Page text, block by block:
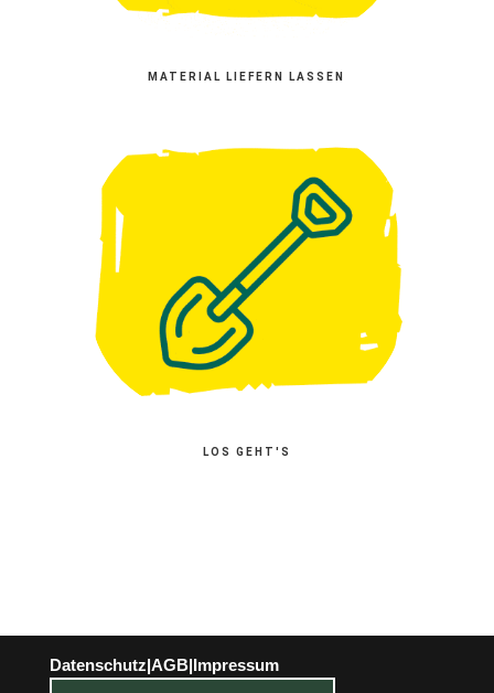
MATERIAL LIEFERN LASSEN
LOS GEHT'S
Datenschutz AGB| Impressum